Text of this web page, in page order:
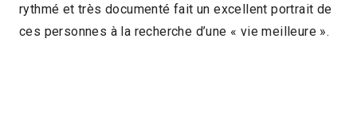
rythmé et très documenté fait un excellent portrait de
ces personnes à la recherche d’une « vie meilleure ».